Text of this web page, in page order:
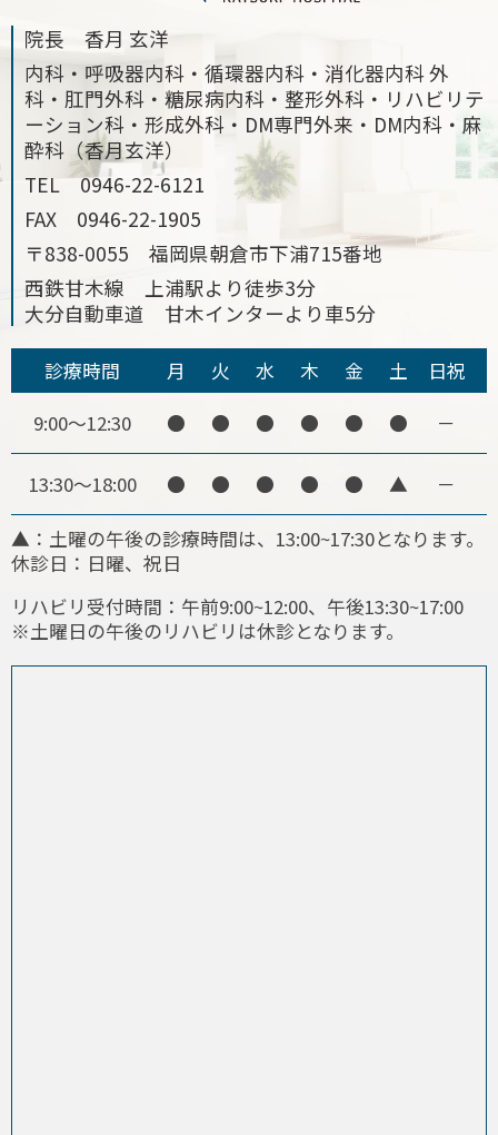
院長 香月 玄洋
内科・呼吸器内科・循環器内科・消化器内科 外
科・肛門外科・糖尿病内科・整形外科・リハビリテ
ーション科・形成外科・DM専門外来・DM内科・麻
酔科（香月玄洋）
TEL0946-22-6121
FAX 0946-22-1905
〒838-0055 福岡県朝倉市下浦715番地
西鉄甘木線 上浦駅より徒歩3分
大分自動車道 甘木インターより車5分
▲：土曜の午後の診療時間は、13:00~17:30となります。
休診日：日曜、祝日
リハビリ受付時間：午前9:00~12:00、午後13:30~17:00
※土曜日の午後のリハビリは休診となります。
診療時間 月 火 水 木 金 土
日祝
9:00～12:30
● ● ● ● ● ● －
13:30～18:00 ● ● ● ● ● ▲ －